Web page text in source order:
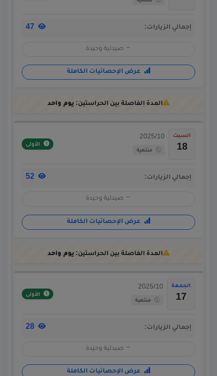
إجمالي الزيارات:
صيدلية وحيدة
عرض الإحصائيات الكاملة
المدة الفاصلة بين الحراستين: يوم واحد
السبت
18
2025/10
منتهية
الأولى
إجمالي الزيارات:
صيدلية وحيدة
عرض الإحصائيات الكاملة
المدة الفاصلة بين الحراستين: يوم واحد
الجمعة
17
2025/10
منتهية
الأولى
إجمالي الزيارات:
صيدلية وحيدة
عرض الإحصائيات الكاملة